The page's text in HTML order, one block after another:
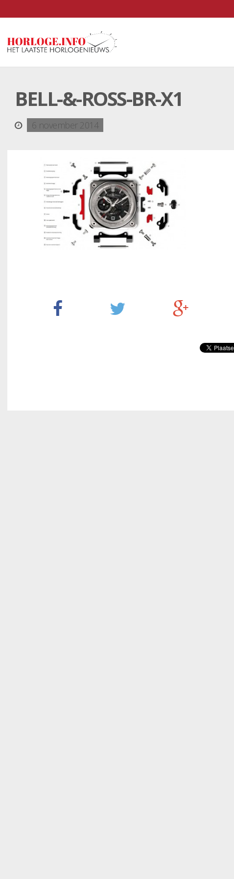
BELL-&-ROSS-BR-X1
6 november 2014